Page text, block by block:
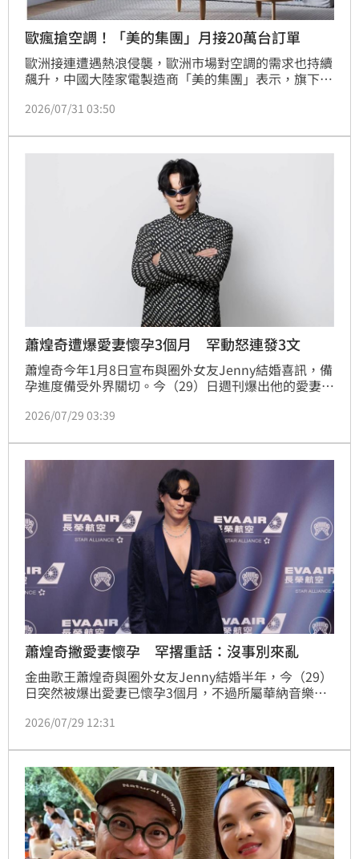
歐瘋搶空調！「美的集團」月接20萬台訂單
歐洲接連遭遇熱浪侵襲，歐洲市場對空調的需求也持續
飆升，中國大陸家電製造商「美的集團」表示，旗下2
2026/07/31 03:50
蕭煌奇遭爆愛妻懷孕3個月 罕動怒連發3文
蕭煌奇今年1月8日宣布與圈外女友Jenny結婚喜訊，備
孕進度備受外界關切。今（29）日週刊爆出他的愛妻已
他也透過私人臉書及粉絲專頁闢謠「我也想要有小孩、
稍早他再發聲，對於不實謠言相當無奈。
2026/07/29 03:39
蕭煌奇撇愛妻懷孕 罕撂重話：沒事別來亂
金曲歌王蕭煌奇與圈外女友Jenny結婚半年，今（29）
日突然被爆出愛妻已懷孕3個月，不過所屬華納音樂隨
唷。」蕭煌奇稍早也親自透過社群平台發聲，坦言自己
傳聞。
2026/07/29 12:31